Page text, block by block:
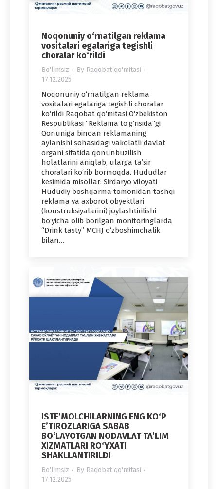
Noqonuniy o‘rnatilgan reklama
vositalari egalariga tegishli
choralar ko‘rildi
Bo'limsiz By Raqobat qo'mitasi
17.12.2025
Noqonuniy o‘rnatilgan reklama
vositalari egalariga tegishli choralar
ko‘rildi Raqobat qo‘mitasi O‘zbekiston
Respublikasi “Reklama to‘g‘risida”gi
Qonuniga binoan reklamaning
aylanishi sohasidagi vakolatli davlat
organi sifatida qonunbuzilish
holatlarini aniqlab, ularga ta’sir
choralari ko‘rib bormoqda. Hududlar
kesimida misollar: Sirdaryo viloyati
Hududiy boshqarma tomonidan tashqi
reklama va axborot obyektlari
(konstruksiyalarini) joylashtirilishi
bo‘yicha olib borilgan monitoringlarda
“Drink tasty” MCHJ o‘zboshimchalik
bilan…
ISTE’MOLCHILARNING ENG KO‘P
E’TIROZLARIGA SABAB
BO‘LAYOTGAN NODAVLAT TA’LIM
XIZMATLARI RO‘YXATI
SHAKLLANTIRILDI
Bo'limsiz By Raqobat qo'mitasi
17.12.2025